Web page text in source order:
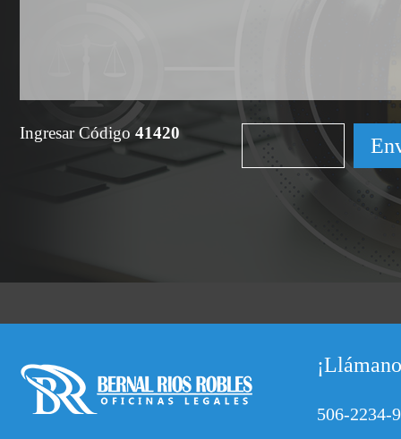
Ingresar Código 41420
506-2234-